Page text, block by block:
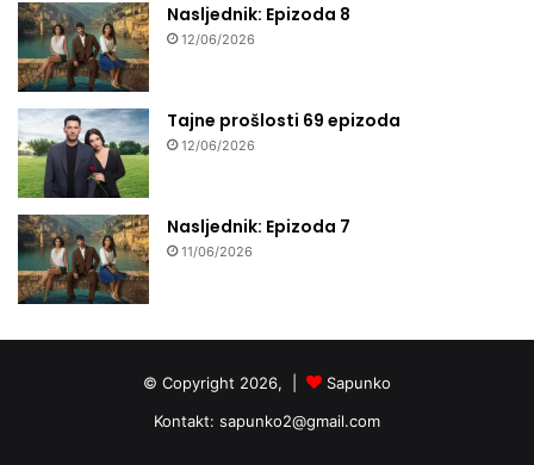
Nasljednik: Epizoda 8
12/06/2026
Tajne prošlosti 69 epizoda
12/06/2026
Nasljednik: Epizoda 7
11/06/2026
© Copyright 2026, |
Sapunko
Kontakt: sapunko2@gmail.com